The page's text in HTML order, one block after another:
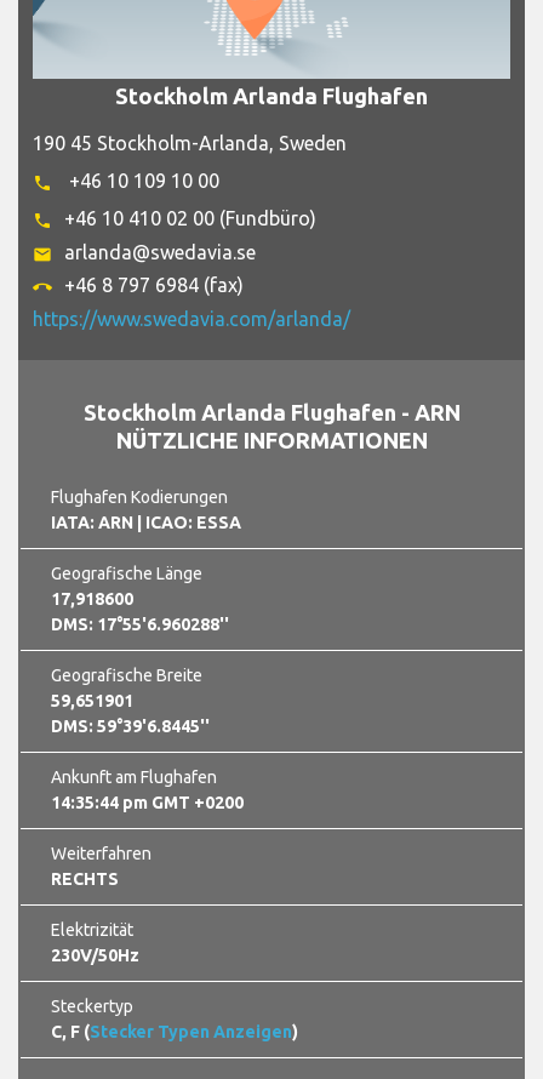
Stockholm Arlanda Flughafen
190 45 Stockholm-Arlanda, Sweden
phone +46 10 109 10 00
phone +46 10 410 02 00 (Fundbüro)
email arlanda@swedavia.se
call_end
+46 8 797 6984 (fax)
https://www.swedavia.com/arlanda/
Stockholm Arlanda Flughafen - ARN
NÜTZLICHE INFORMATIONEN
Flughafen Kodierungen
IATA: ARN
| ICAO: ESSA
Geografische Länge
17,918600
DMS: 17°55'6.960288''
Geografische Breite
59,651901
DMS: 59°39'6.8445''
Ankunft am Flughafen
14:35:45 pm GMT +0200
Weiterfahren
RECHTS
Elektrizität
230V/50Hz
Steckertyp
C, F (Stecker Typen Anzeigen)